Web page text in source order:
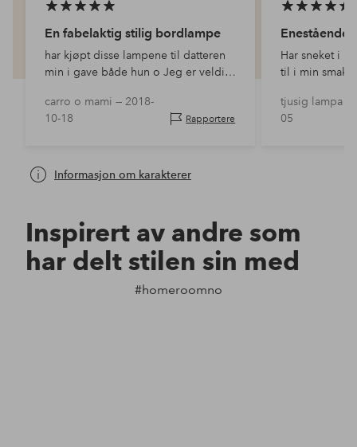
En fabelaktig stilig bordlampe
har kjøpt disse lampene til datteren
min i gave både hun o Jeg er veldig
vinduene forgyller virkelig det store
bildet.
carro o mami — 2018-
10-18
Rapportere
Enestående
Har sneket i
til i min
tjusig lampa —
05
Informasjon om karakterer
Inspirert av andre som
har delt stilen sin med
#homeroomno